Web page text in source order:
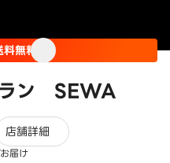
ラン SEWA
無料
ビュー
店舗詳細
届け